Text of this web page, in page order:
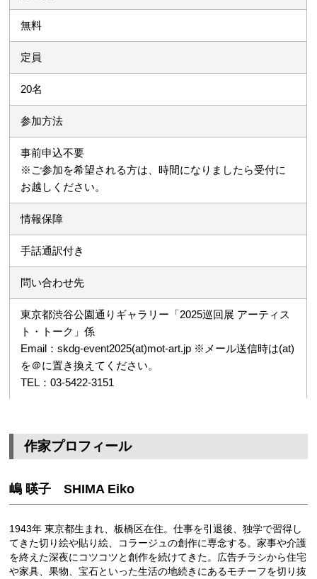
無料
定員
20名
参加方法
事前申込不要
※ご参加を希望される方は、時間になりましたら受付に
お越しください。
情報保障
手話通訳付き
問い合わせ先
東京都渋谷公園通りギャラリー「2025巡回展 アーティス
ト・トーク」係
Email：skdg-event2025(at)mot-art.jp ※メール送信時は(at)
を＠に置き換えてください。
TEL：03-5422-3151
作家プロフィール
嶋 暎子 SHIMA Eiko
1943年 東京都生まれ、板橋区在住。仕事を引退後、独学で習得し
てきた切り絵や貼り絵、コラージュの創作に専念する。家事や介護
を終えた深夜にコツコツと創作を続けてきた。広告チラシから住宅
や家具、果物、宝石といった生活の地続きにあるモチーフを切り抜